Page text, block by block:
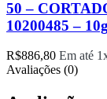
50 –
10200485 – 10g
R$886,80 Em até
Avaliações (0)